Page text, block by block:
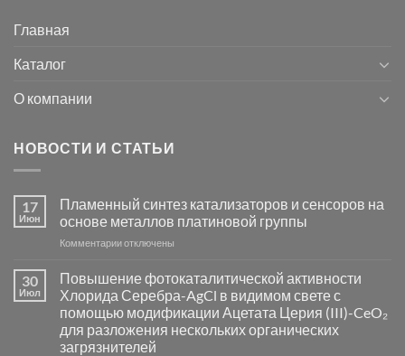
Главная
Каталог
О компании
НОВОСТИ И СТАТЬИ
17
Июн
Пламенный синтез катализаторов и сенсоров на
основе металлов платиновой группы
Комментариик
Пламенный
синтез
катализаторов
и
сенсоров
на
отключены
30
Июл
Повышение фотокаталитической активности
Хлорида Серебра-AgCl в видимом свете с
помощью модификации Ацетата Церия (III)-CeO₂
для разложения нескольких органических
загрязнителей